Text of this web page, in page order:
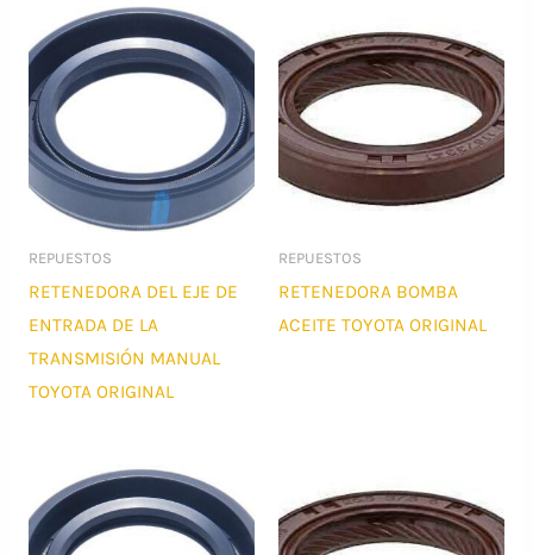
REPUESTOS
RETENEDORA DEL EJE DE
ENTRADA DE LA
TRANSMISIÓN MANUAL
TOYOTA ORIGINAL
REPUESTOS
RETENEDORA BOMBA
ACEITE TOYOTA ORIGINAL